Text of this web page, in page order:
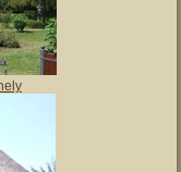
Gyűjteménye